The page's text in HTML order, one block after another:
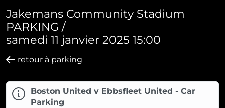
Jakemans Community Stadium
PARKING /
samedi 11 janvier 2025 15:00
retour à parking
Boston United v Ebbsfleet United - Car
Parking